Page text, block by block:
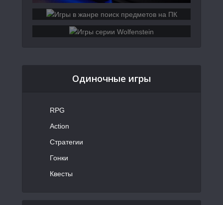
Одиночные игры
RPG
Action
Стратегии
Гонки
Квесты